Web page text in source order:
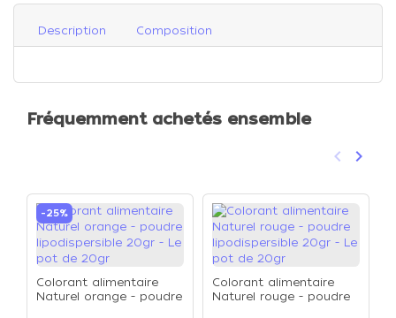
Description Composition
Fréquemment achetés ensemble
Précédent
keyboard_arrow_left keyboard_arrow_right
-25%
Colorant alimentaire
Naturel orange - poudre
Colorant alimentaire
Naturel rouge - poudre